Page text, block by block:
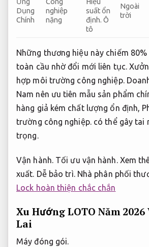
Dụng
Chính
nghiệp
nặng
suất ổn
định. Ô
tô
Ngoài
trời
Những thương hiệu này chiếm 80%
toàn cầu nhờ đổi mới liên tục.
hợp môi trường công nghiệp.
Nam nên ưu tiên mẫu sản phẩm
hàng giả kém chất lượng ổn định,
trường công nghiệp.có thể gây tai
trọng.
Vận hành. Tối ưu vận hành.Xem
xuất. Dễ bảo trì.Nhà phân phối
Lock hoàn thiện chắc chắn
Xu Hướng LOTO Năm
Lai
Máy đóng gói.